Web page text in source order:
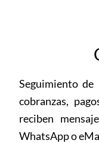
Seguimiento de
cobranzas,
reciben
WhatsApp o